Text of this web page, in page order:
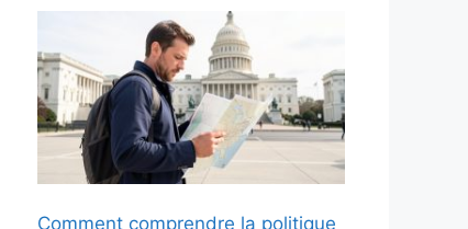
Comment comprendre la politique